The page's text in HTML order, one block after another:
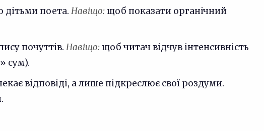
дітьми поета. Навіщо:щоб показати органічний
почуттів. Навіщо:щоб читач відчув інтенсивність
сум).
відповіді, а лише підкреслює свої роздуми.